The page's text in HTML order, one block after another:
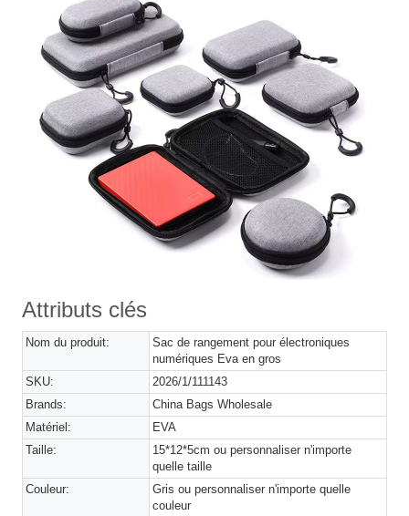
Attributs clés
Nom du produit:
Sac de rangement pour électroniques
numériques Eva en gros
SKU:
2026/1/111143
Brands:
China Bags Wholesale
Matériel:
EVA
Taille:
15*12*5cm ou personnaliser n'importe
quelle taille
Couleur:
Gris ou personnaliser n'importe quelle
couleur